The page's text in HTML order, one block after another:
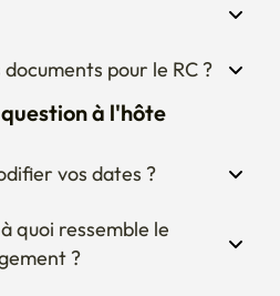
pour le RC ?
question à l'hôte
vos dates ?
quoi ressemble le
?